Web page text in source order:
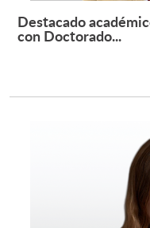
Destacado
con Doctorado...